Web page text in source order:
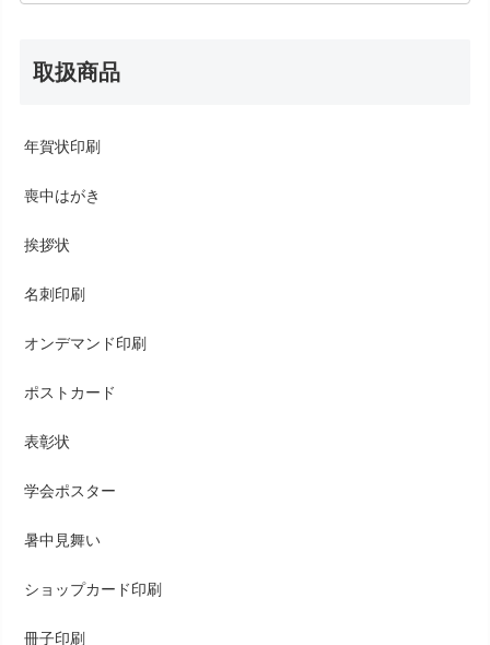
取扱商品
年賀状印刷
喪中はがき
挨拶状
名刺印刷
オンデマンド印刷
ポストカード
表彰状
学会ポスター
暑中見舞い
ショップカード印刷
冊子印刷